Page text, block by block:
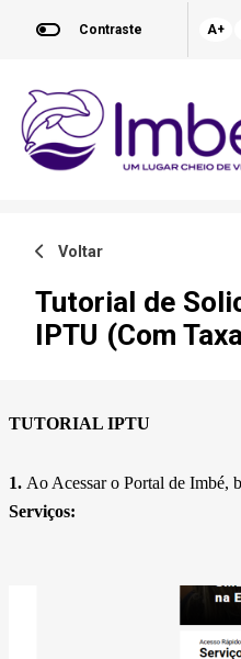
Contraste A+
Voltar
Tutorial de
IPTU (Com
TUTORIAL IPTU
1. Ao Acessar o Portal de Imbé,
Serviços: